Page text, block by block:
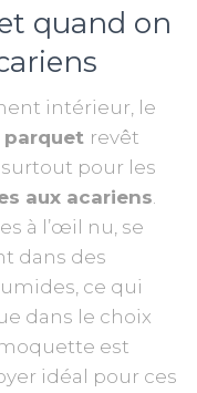
quand on
intérieur, le
parquet revêt
pour les
aux acariens
à l’œil nu, se
dans des
ce qui
dans le choix
est
idéal pour ces